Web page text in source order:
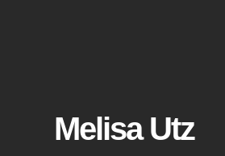
Melisa Utz